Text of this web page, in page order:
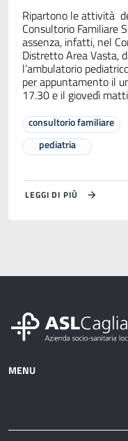
Ripartono le attività
Consultorio Familiare
assenza, infatti, nel
Distretto Area Vasta,
l’ambulatorio
per appuntamento il
17.30 e il giovedì
consultorio familiare
pediatria
LEGGI DI PIÙ
MENU
fare